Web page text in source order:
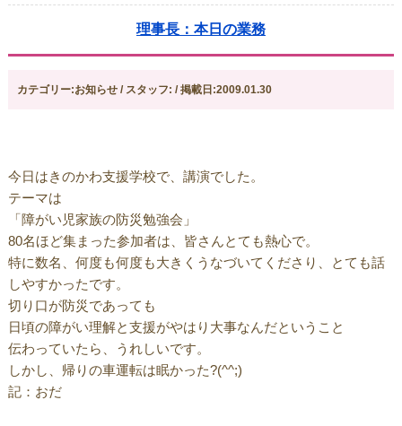
理事長：本日の業務
カテゴリー:お知らせ / スタッフ: / 掲載日:2009.01.30
今日はきのかわ支援学校で、講演でした。
テーマは
「障がい児家族の防災勉強会」
80名ほど集まった参加者は、皆さんとても熱心で。
特に数名、何度も何度も大きくうなづいてくださり、とても話
しやすかったです。
切り口が防災であっても
日頃の障がい理解と支援がやはり大事なんだということ
伝わっていたら、うれしいです。
しかし、帰りの車運転は眠かった?(^^;)
記：おだ